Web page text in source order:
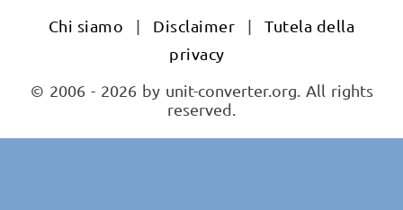
Chi siamo | Disclaimer |
Tutela della
privacy
© 2006 - 2026 by unit-converter.org. All rights
reserved.